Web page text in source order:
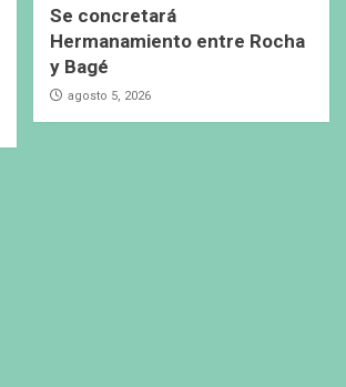
Se concretará
Hermanamiento entre Rocha
y Bagé
agosto 5, 2026